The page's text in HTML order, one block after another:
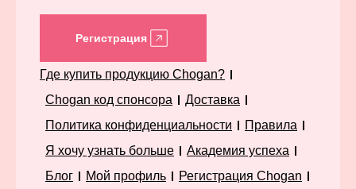
Регистрация
Где купить продукцию Chogan?
Chogan код спонсора
Доставка
Политика конфиденциальности
Правила
Я хочу узнать больше
Академия успеха
Блог
Мой профиль Регистрация Chogan